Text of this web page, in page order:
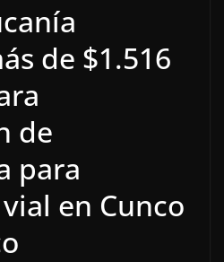
de $1.516
de
para
en Cunco